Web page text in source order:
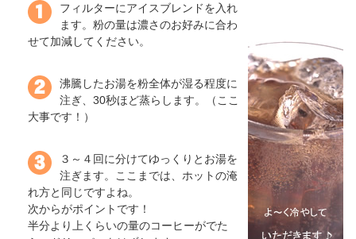
フィルターにアイスブレンドを入れ
ます。粉の量は濃さのお好みに合わ
せて加減してください。
沸騰したお湯を粉全体が湿る程度に
注ぎ、30秒ほど蒸らします。（ここ
大事です！）
３～４回に分けてゆっくりとお湯を
注ぎます。ここまでは、ホットの淹
れ方と同じですよね。
次からがポイントです！
半分より上くらいの量のコーヒーがでた